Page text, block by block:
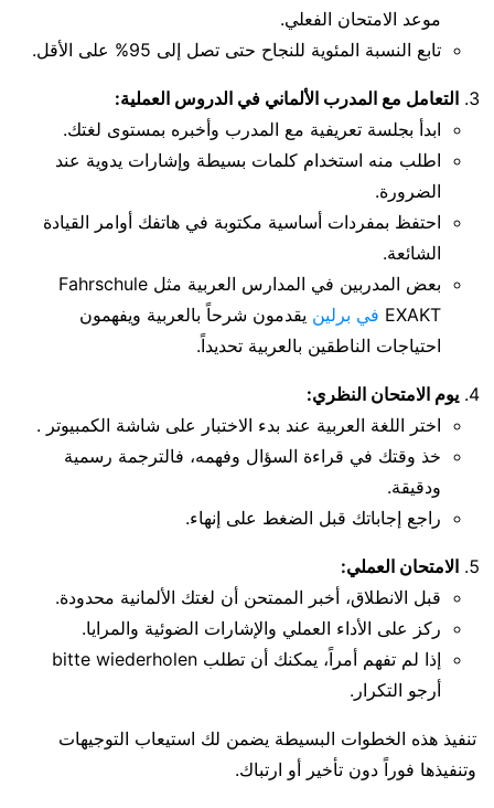
موعد الامتحان الفعلي.
تابع النسبة المئوية للنجاح حتى تصل إلى 95% على الأقل.
التعامل مع المدرب الألماني في الدروس العملية:
ابدأ بجلسة تعريفية مع المدرب وأخبره بمستوى لغتك.
اطلب منه استخدام كلمات بسيطة وإشارات يدوية عند
الضرورة.
احتفظ بمفردات أساسية مكتوبة في هاتفك أوامر القيادة
الشائعة.
بعض المدربين في المدارس العربية مثل Fahrschule
EXAKT في برلين يقدمون شرحاً بالعربية ويفهمون
احتياجات الناطقين بالعربية تحديداً.
يوم الامتحان النظري:
اختر اللغة العربية عند بدء الاختبار على شاشة الكمبيوتر .
خذ وقتك في قراءة السؤال وفهمه، فالترجمة رسمية
ودقيقة.
راجع إجاباتك قبل الضغط على إنهاء.
الامتحان العملي:
قبل الانطلاق، أخبر الممتحن أن لغتك الألمانية محدودة.
ركز على الأداء العملي والإشارات الضوئية والمرايا.
إذا لم تفهم أمراً، يمكنك أن تطلب bitte wiederholen
أرجو التكرار.
تنفيذ هذه الخطوات البسيطة يضمن لك استيعاب التوجيهات
وتنفيذها فوراً دون تأخير أو ارتباك.